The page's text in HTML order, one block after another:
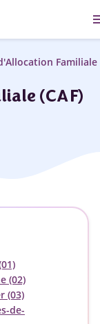
Familiale
(CAF)
(02)
(03)
de-